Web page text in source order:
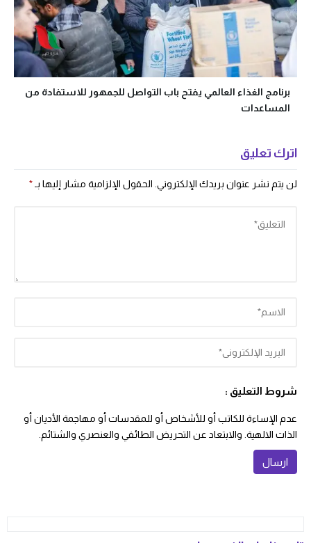
برنامج الغذاء العالمي يفتح باب التواصل للجمهور للاستفادة من
المساعدات
اترك تعليق
لن يتم نشر عنوان بريدك الإلكتروني. الحقول الإلزامية مشار إليها بـ*
شروط التعليق :
عدم الإساءة للكاتب أو للأشخاص أو للمقدسات أو مهاجمة الأديان أو
الذات الالهية. والابتعاد عن التحريض الطائفي والعنصري والشتائم.